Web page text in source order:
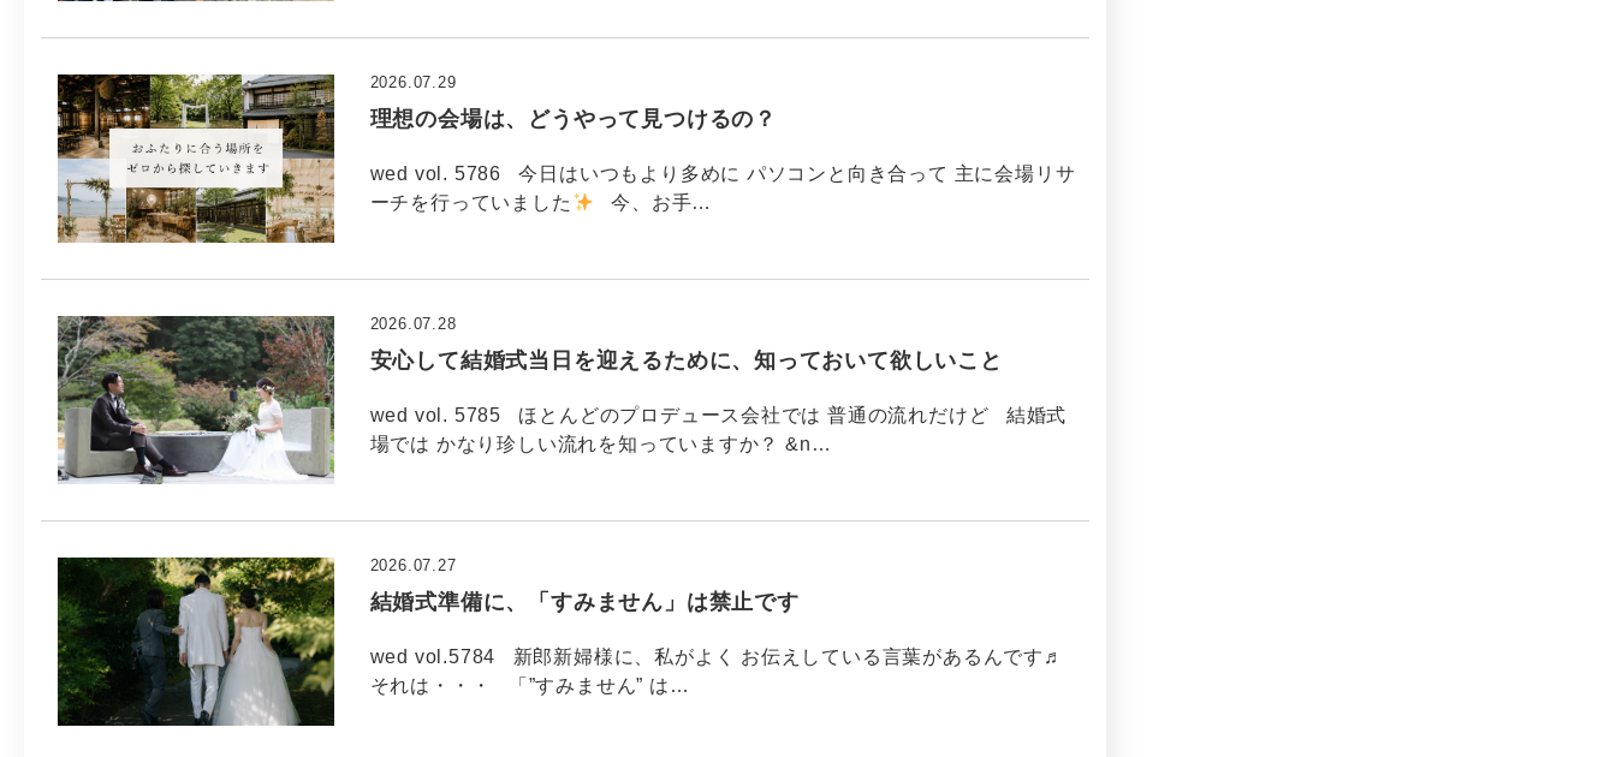
理想の会場は、どうやって見つけるの？
2026.07.29
wed vol. 5786 今日はいつもより多めに パソコンと向き合って 主に会場リサ
ーチを行っていました
今、お手…
安心して結婚式当日を迎えるために、知っておいて欲しいこと
2026.07.28
wed vol. 5785 ほとんどのプロデュース会社では 普通の流れだけど 結婚式
場では かなり珍しい流れを知っていますか？ &n…
結婚式準備に、「すみません」は禁止です
2026.07.27
wed vol.5784 新郎新婦様に、私がよく お伝えしている言葉があるんです♬
それは・・・ 「”すみません” は…